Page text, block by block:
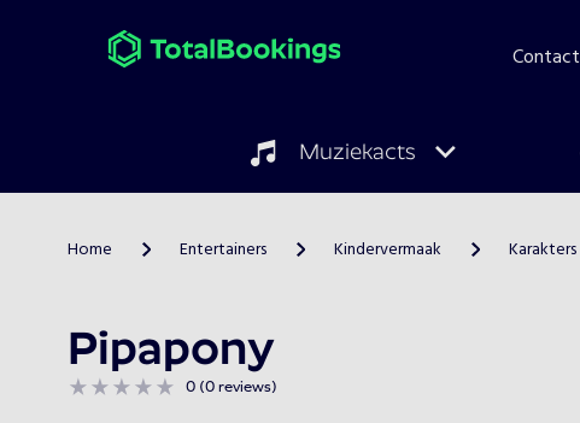
Contact
Muziekacts
Home > Entertainers > Kindervermaak >
Pipapony
0 (0 reviews)